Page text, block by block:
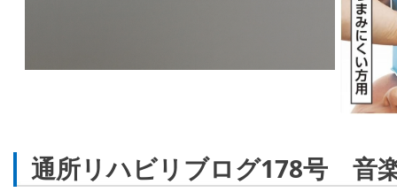
通所リハビリブログ178号 音